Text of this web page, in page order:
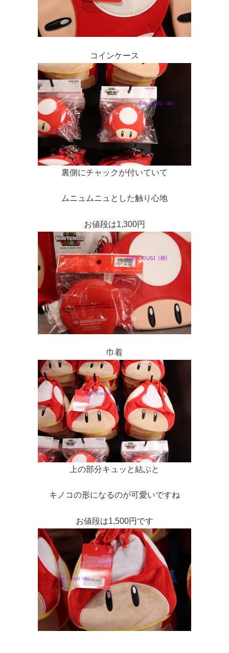
コインケース
裏側にチャックが付いていて
ムニュムニュとした触り心地
お値段は1,300円
巾着
上の部分キュッと結ぶと
キノコの形になるのが可愛いですね
お値段は1,500円です